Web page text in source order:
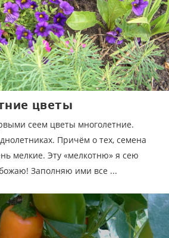
цветы
сеем цветы многолетние.
Причём о тех, семена
мелкие. Эту «мелкотню» я сею
Заполняю ими все ...